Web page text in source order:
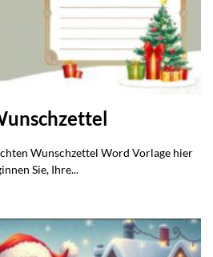
Wunschzettel Word Vorlage hier
Sie, Ihre...